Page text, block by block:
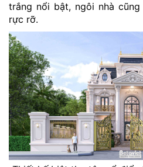
trắng nổi bật, ngôi nhà
rực rỡ.